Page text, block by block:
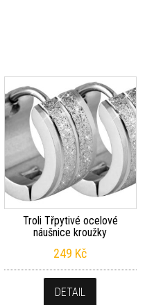
Troli Třpytivé ocelové
náušnice kroužky
249 Kč
DETAIL